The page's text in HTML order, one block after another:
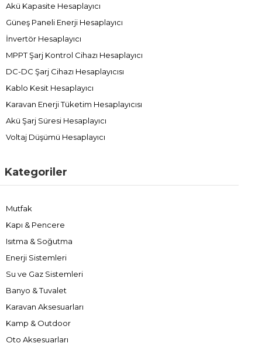
Akü Kapasite Hesaplayıcı
Güneş Paneli Enerji Hesaplayıcı
İnvertör Hesaplayıcı
MPPT Şarj Kontrol Cihazı Hesaplayıcı
DC-DC Şarj Cihazı Hesaplayıcısı
Kablo Kesit Hesaplayıcı
Karavan Enerji Tüketim Hesaplayıcısı
Akü Şarj Süresi Hesaplayıcı
Voltaj Düşümü Hesaplayıcı
Kategoriler
Mutfak
Kapı & Pencere
Isıtma & Soğutma
Enerji Sistemleri
Su ve Gaz Sistemleri
Banyo & Tuvalet
Karavan Aksesuarları
Kamp & Outdoor
Oto Aksesuarları